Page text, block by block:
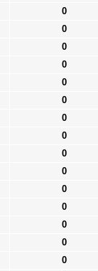
0
0
0
0
0
0
0
0
0
0
0
0
0
0
0